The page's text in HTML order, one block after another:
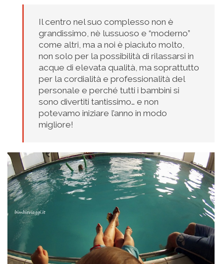
Il centro nel suo complesso non è
grandissimo, nè lussuoso e “moderno”
come altri, ma a noi è piaciuto molto,
non solo per la possibilità di rilassarsi in
acque di elevata qualità, ma soprattutto
per la cordialità e professionalità del
personale e perché tutti i bambini si
sono divertiti tantissimo… e non
potevamo iniziare l’anno in modo
migliore!